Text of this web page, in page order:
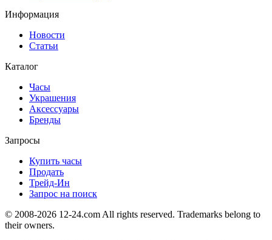
Информация
Новости
Статьи
Каталог
Часы
Украшения
Аксессуары
Бренды
Запросы
Купить часы
Продать
Трейд-Ин
Запрос на поиск
© 2008-2026 12-24.com All rights reserved. Trademarks belong to
their owners.